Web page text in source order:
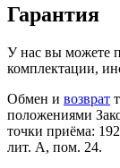
Гарантия
У нас вы можете
комплектации,
Обмен и возврат
положениями
точки приёма:
лит. А, пом. 24.